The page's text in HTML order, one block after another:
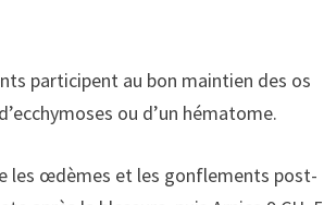
participent au bon maintien des os
ou d’un hématome.
les œdèmes et les gonflements post-